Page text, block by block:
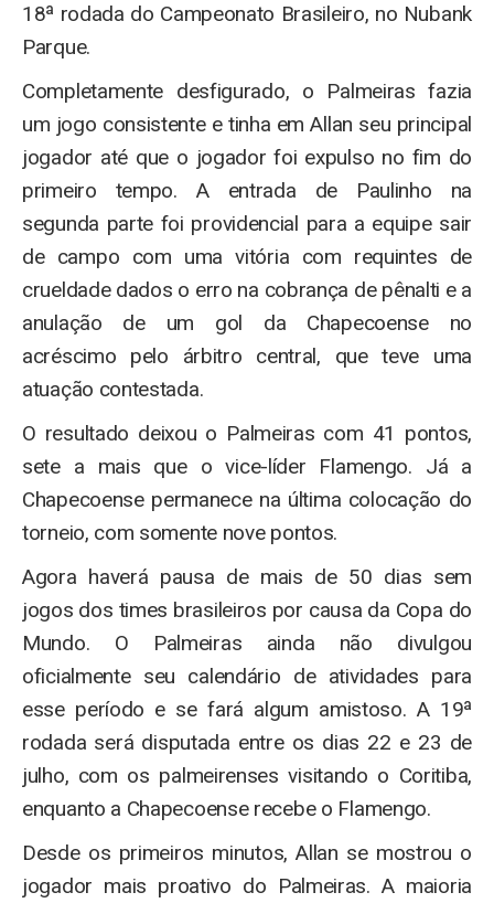
18ª rodada do Campeonato Brasileiro, no Nubank
Parque.
Completamente desfigurado, o Palmeiras fazia
um jogo consistente e tinha em Allan seu principal
jogador até que o jogador foi expulso no fim do
primeiro tempo. A entrada de Paulinho na
segunda parte foi providencial para a equipe sair
de campo com uma vitória com requintes de
crueldade dados o erro na cobrança de pênalti e a
anulação de um gol da Chapecoense no
acréscimo pelo árbitro central, que teve uma
atuação contestada.
O resultado deixou o Palmeiras com 41 pontos,
sete a mais que o vice-líder Flamengo. Já a
Chapecoense permanece na última colocação do
torneio, com somente nove pontos.
Agora haverá pausa de mais de 50 dias sem
jogos dos times brasileiros por causa da Copa do
Mundo. O Palmeiras ainda não divulgou
oficialmente seu calendário de atividades para
esse período e se fará algum amistoso. A 19ª
rodada será disputada entre os dias 22 e 23 de
julho, com os palmeirenses visitando o Coritiba,
enquanto a Chapecoense recebe o Flamengo.
Desde os primeiros minutos, Allan se mostrou o
jogador mais proativo do Palmeiras. A maioria